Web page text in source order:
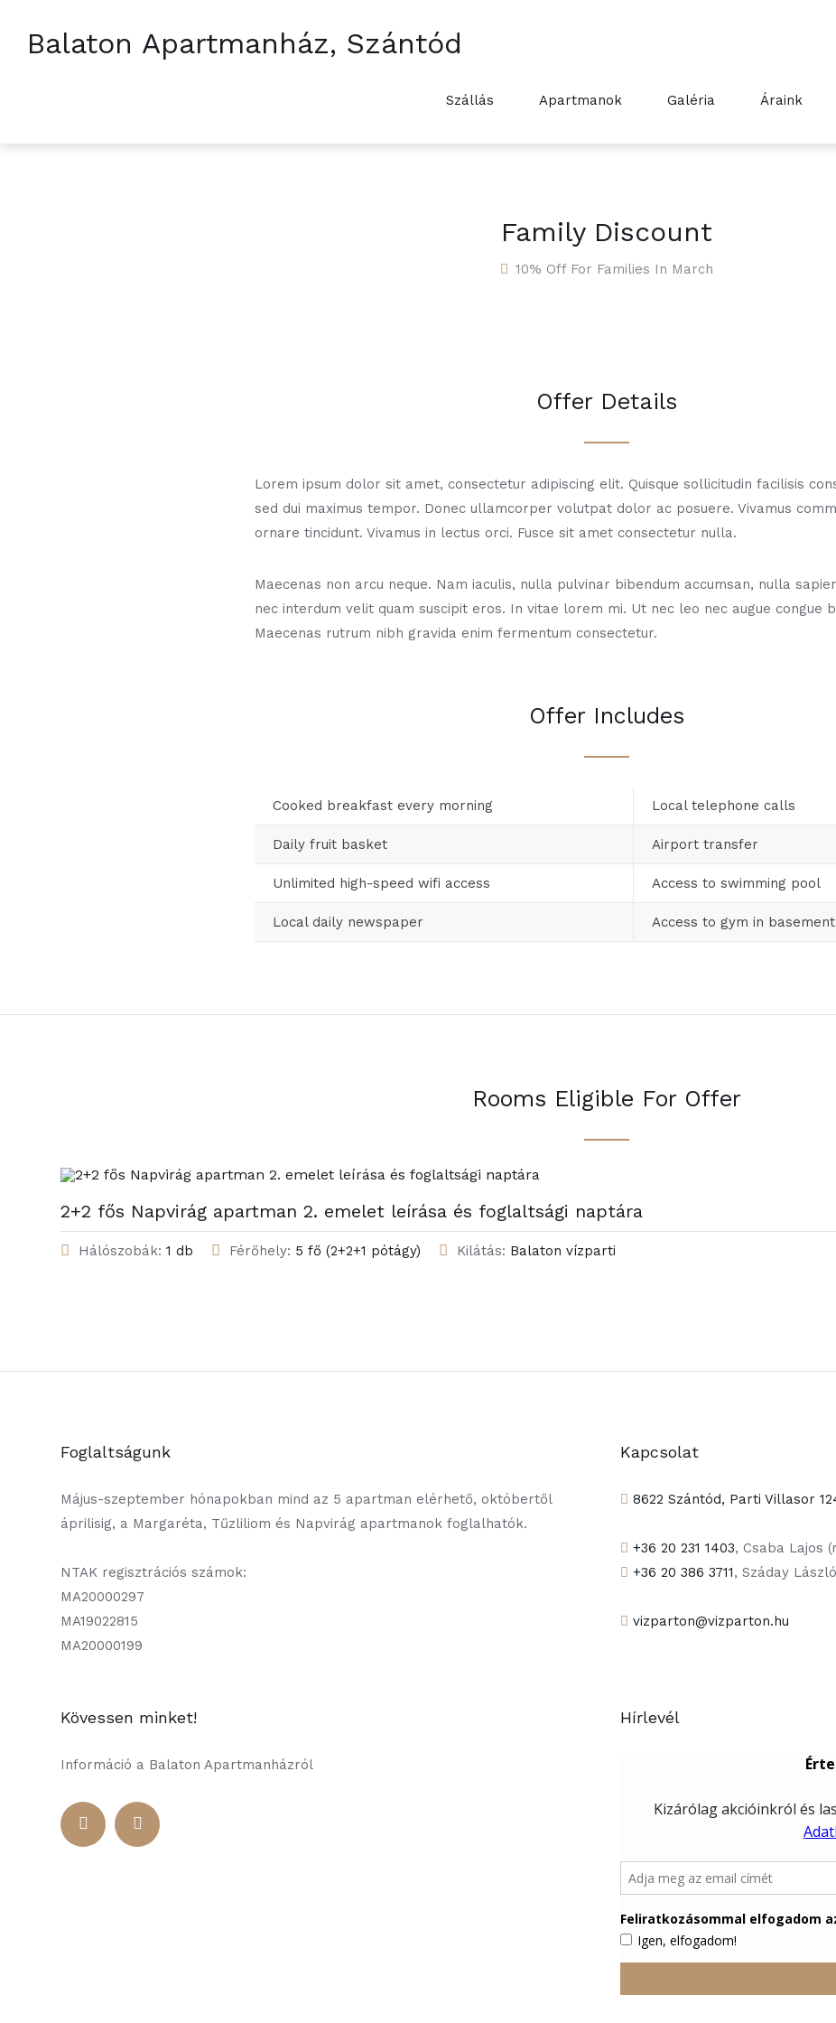
Balaton Apartmanház, Szántód
Szállás Apartmanok Galéria Áraink
Family Discount
10% Off For Families In March
Offer Details
Lorem ipsum dolor sit amet, consectetur adipiscing elit. Quisque sollicitudin facilisis
sed dui maximus tempor. Donec ullamcorper volutpat dolor ac posuere. Vivamus
ornare tincidunt. Vivamus in lectus orci. Fusce sit amet consectetur nulla.
Maecenas non arcu neque. Nam iaculis, nulla pulvinar bibendum accumsan, nulla
nec interdum velit quam suscipit eros. In vitae lorem mi. Ut nec leo nec augue congue
Maecenas rutrum nibh gravida enim fermentum consectetur.
Offer Includes
Cooked breakfast every morning Local telephone calls
Daily fruit basket Airport transfer
Unlimited high-speed wifi access Access to swimming pool
Local daily newspaper Access to gym in basement
Rooms Eligible For Offer
2+2 fős Napvirág apartman 2. emelet leírása és foglaltsági naptára
Hálószobák: 1 db Férőhely: 5 fő (2+2+1 pótágy) Kilátás: Balaton vízparti
Foglaltságunk
Május-szeptember hónapokban mind az 5 apartman elérhető, októbertől
áprilisig, a Margaréta, Tűzliliom és Napvirág apartmanok foglalhatók.
NTAK regisztrációs számok:
MA20000297
MA19022815
MA20000199
Kapcsolat
8622 Szántód, Parti Villasor
+36 20 231 1403, Csaba Lajos
+36 20 386 3711, Száday László
vizparton@vizparton.hu
Kövessen minket!
Információ a Balaton Apartmanházról
Hírlevél